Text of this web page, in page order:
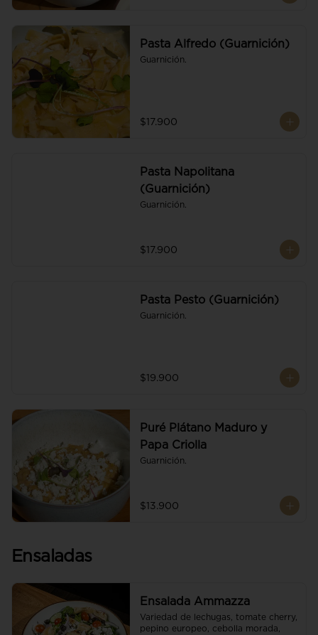
Pasta Alfredo (Guarnición)
Guarnición.
$17.900
Pasta Napolitana
(Guarnición)
Guarnición.
$17.900
Pasta Pesto (Guarnición)
Guarnición.
$19.900
Puré Plátano Maduro y
Papa Criolla
Guarnición.
$13.900
Ensaladas
Ensalada Ammazza
Variedad de lechugas, tomate cherry,
pepino europeo, cebolla morada,